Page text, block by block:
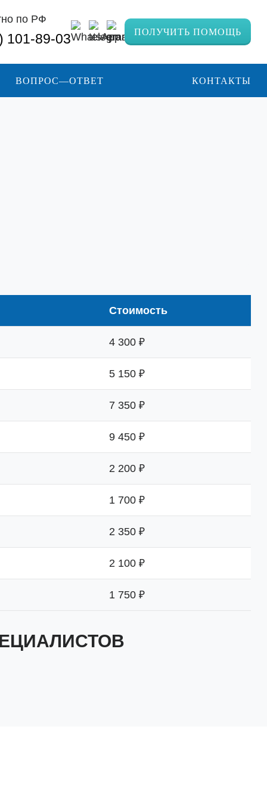
по РФ
101-89-03 ПОЛУЧИТЬ ПОМОЩЬ
ВОПРОС—ОТВЕТ КОНТАКТЫ
Стоимость
4 300 ₽
5 150 ₽
7 350 ₽
9 450 ₽
2 200 ₽
1 700 ₽
2 350 ₽
2 100 ₽
1 750 ₽